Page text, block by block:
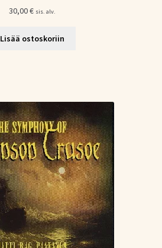
30,00€ sis. alv.
Lisää ostoskoriin